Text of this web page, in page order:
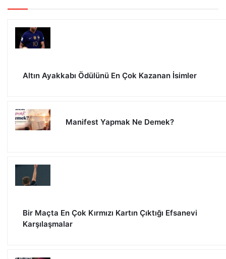
Altın Ayakkabı Ödülünü En Çok Kazanan İsimler
Manifest Yapmak Ne Demek?
Bir Maçta En Çok Kırmızı Kartın Çıktığı Efsanevi
Karşılaşmalar